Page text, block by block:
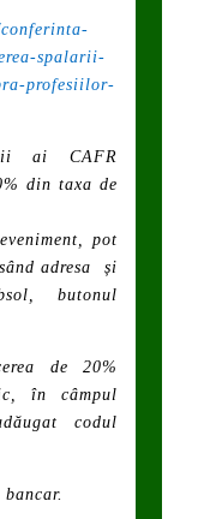
spalarii-
profesiilor-
ai CAFR
din taxa de
pot
adresa și
butonul
de 20%
în câmpul
codul